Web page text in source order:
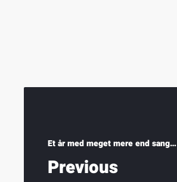
Et år med meget mere end sang…
Previous